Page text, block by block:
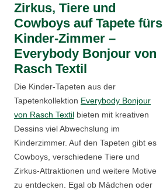
Zirkus, Tiere und
Cowboys auf Tapete fürs
Kinder-Zimmer –
Everybody Bonjour von
Rasch Textil
Die Kinder-Tapeten aus der
Tapetenkollektion Everybody Bonjour
von Rasch Textil bieten mit kreativen
Dessins viel Abwechslung im
Kinderzimmer. Auf den Tapeten gibt es
Cowboys, verschiedene Tiere und
Zirkus-Attraktionen und weitere Motive
zu entdecken. Egal ob Mädchen oder